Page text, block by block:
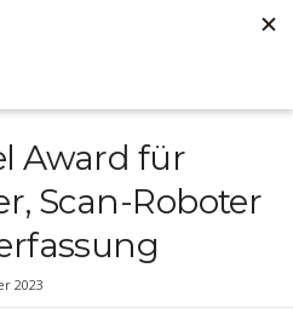
Award für
Scan-Roboter
2023